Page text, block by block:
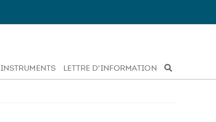
INSTRUMENTS LETTRE D'INFORMATION